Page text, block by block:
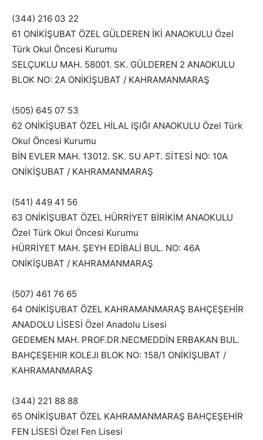
(344) 216 03 22
61 ONİKİŞUBAT ÖZEL GÜLDEREN İKİ ANAOKULU Özel
Türk Okul Öncesi Kurumu
SELÇUKLU MAH. 58001. SK. GÜLDEREN 2 ANAOKULU
BLOK NO: 2A ONİKİŞUBAT / KAHRAMANMARAŞ
(505) 645 07 53
62 ONİKİŞUBAT ÖZEL HİLAL IŞIĞI ANAOKULU Özel Türk
Okul Öncesi Kurumu
BİN EVLER MAH. 13012. SK. SU APT. SİTESİ NO: 10A
ONİKİŞUBAT / KAHRAMANMARAŞ
(541) 449 41 56
63 ONİKİŞUBAT ÖZEL HÜRRİYET BİRİKİM ANAOKULU
Özel Türk Okul Öncesi Kurumu
HÜRRİYET MAH. ŞEYH EDİBALİ BUL. NO: 46A
ONİKİŞUBAT / KAHRAMANMARAŞ
(507) 461 76 65
64 ONİKİŞUBAT ÖZEL KAHRAMANMARAŞ BAHÇEŞEHİR
ANADOLU LİSESİ Özel Anadolu Lisesi
GEDEMEN MAH. PROF.DR.NECMEDDİN ERBAKAN BUL.
BAHÇEŞEHIR KOLEJI BLOK NO: 158/1 ONİKİŞUBAT /
KAHRAMANMARAŞ
(344) 221 88 88
65 ONİKİŞUBAT ÖZEL KAHRAMANMARAŞ BAHÇEŞEHİR
FEN LİSESİ Özel Fen Lisesi